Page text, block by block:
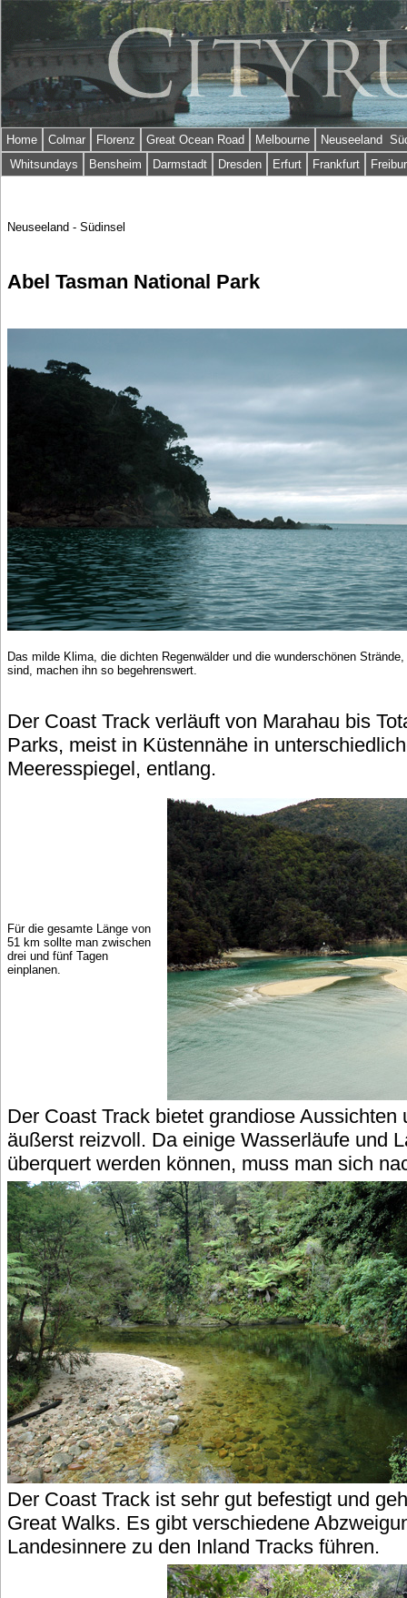
Home Colmar Florenz Great Ocean Road Melbourne
Neuseeland
Whitsundays
Bensheim Darmstadt Dresden Erfurt Frankfurt
Neuseeland - Südinsel
Abel Tasman National Park
Das milde Klima, die dichten Regenwälder und die wunderschönen
sind, machen ihn so begehrenswert.
Der Coast Track verläuft von Marahau bis
Parks, meist in Küstennähe in
Meeresspiegel, entlang.
Für die gesamte Länge von
51 km sollte man zwischen
drei und fünf Tagen
einplanen.
Der Coast Track bietet grandiose Aussichten
äußerst reizvoll. Da einige Wasserläufe und
überquert werden können, muss man sich
Der Coast Track ist sehr gut befestigt und
Great Walks. Es gibt verschiedene
Landesinnere zu den Inland Tracks führen.